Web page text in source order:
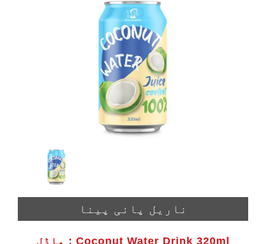
ناریل پانی پینا
ماڈل：Coconut Water Drink 320ml